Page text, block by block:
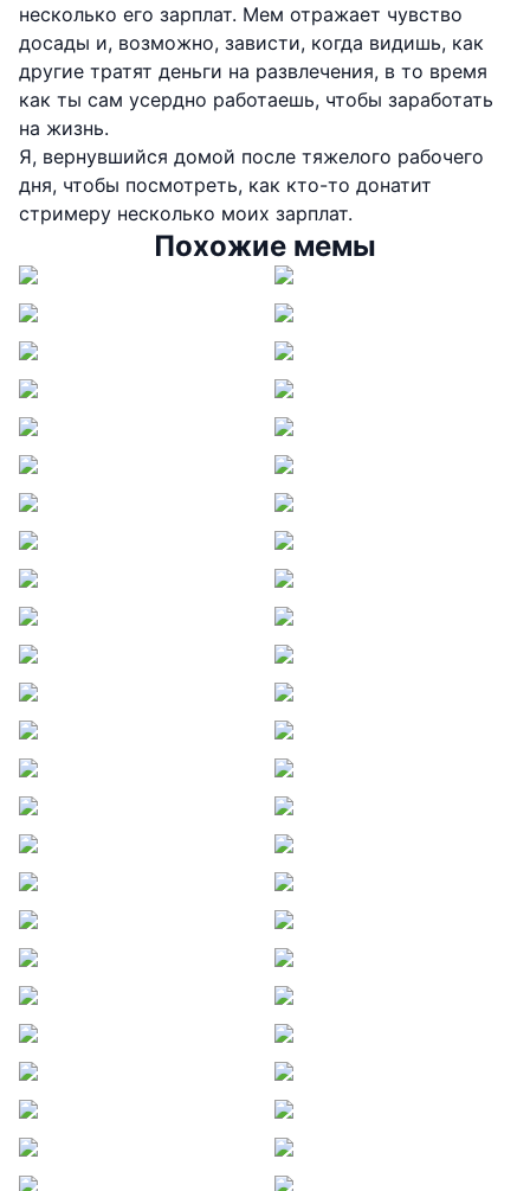
несколько его зарплат. Мем отражает чувство
досады и, возможно, зависти, когда видишь, как
другие тратят деньги на развлечения, в то время
как ты сам усердно работаешь, чтобы заработать
на жизнь.
Я, вернувшийся домой после тяжелого рабочего
дня, чтобы посмотреть, как кто-то донатит
стримеру несколько моих зарплат.
Похожие мемы